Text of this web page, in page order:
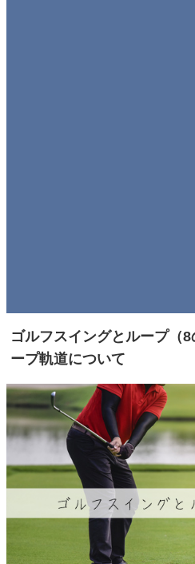
ゴルフスイングとループ（
ープ軌道について